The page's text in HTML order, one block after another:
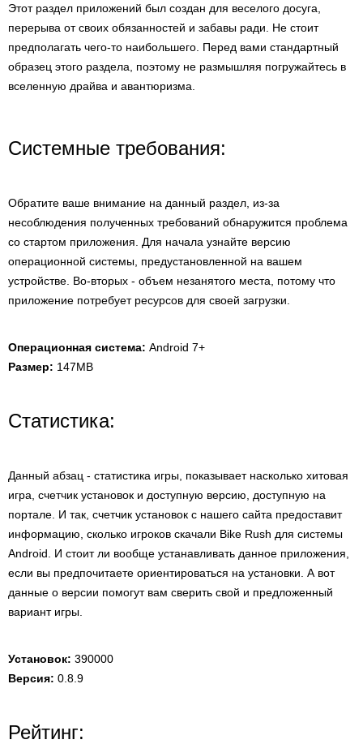
Этот раздел приложений был создан для веселого досуга,
перерыва от своих обязанностей и забавы ради. Не стоит
предполагать чего-то наибольшего. Перед вами стандартный
образец этого раздела, поэтому не размышляя погружайтесь в
вселенную драйва и авантюризма.
Системные требования:
Обратите ваше внимание на данный раздел, из-за
несоблюдения полученных требований обнаружится проблема
со стартом приложения. Для начала узнайте версию
операционной системы, предустановленной на вашем
устройстве. Во-вторых - объем незанятого места, потому что
приложение потребует ресурсов для своей загрузки.
Операционная система: Android 7+
Размер: 147MB
Статистика:
Данный абзац - статистика игры, показывает насколько хитовая
игра, счетчик установок и доступную версию, доступную на
портале. И так, счетчик установок с нашего сайта предоставит
информацию, сколько игроков скачали Bike Rush для системы
Android. И стоит ли вообще устанавливать данное приложения,
если вы предпочитаете ориентироваться на установки. А вот
данные о версии помогут вам сверить свой и предложенный
вариант игры.
Установок: 390000
Версия: 0.8.9
Рейтинг: